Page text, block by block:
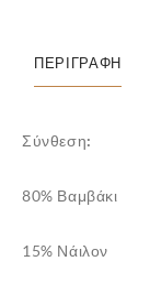
ΠΕΡΙΓΡΑΦΉ
Σύνθεση:
80% Βαμβάκι
15% Νάιλον